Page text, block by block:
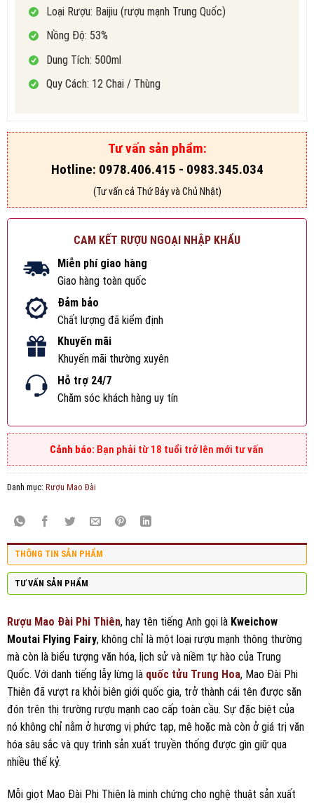
Loại Rượu: Baijiu (rượu mạnh Trung Quốc)
Nồng Độ: 53%
Dung Tích: 500ml
Quy Cách: 12 Chai / Thùng
Tư vấn sản phẩm:
Hotline: 0978.406.415 - 0983.345.034
(Tư vấn cả Thứ Bảy và Chủ Nhật)
CAM KẾT RƯỢU NGOẠI NHẬP KHẨU
Miễn phí giao hàng
Giao hàng toàn quốc
Đảm bảo
Chất lượng đã kiểm định
Khuyến mãi
Khuyến mãi thường xuyên
Hỗ trợ 24/7
Chăm sóc khách hàng uy tín
Bạn phải từ 18 tuổi trở lên mới tư vấn
Danh mục: Rượu Mao Đài
THÔNG TIN SẢN PHẨM
TƯ VẤN SẢN PHẨM
Rượu Mao Đài Phi Thiên, hay tên tiếng Anh gọi là Kweichow
Moutai Flying Fairy, không chỉ là một loại rượu mạnh thông thường
mà còn là biểu tượng văn hóa, lịch sử và niềm tự hào của Trung
Quốc. Với danh tiếng lẫy lừng là quốc tửu Trung Hoa, Mao Đài Phi
Thiên đã vượt ra khỏi biên giới quốc gia, trở thành cái tên được săn
đón trên thị trường rượu mạnh cao cấp toàn cầu. Sự đặc biệt của
nó không chỉ nằm ở hương vị phức tạp, mê hoặc mà còn ở giá trị văn
hóa sâu sắc và quy trình sản xuất truyền thống được gìn giữ qua
nhiều thế kỷ.
Mỗi giọt Mao Đài Phi Thiên là minh chứng cho nghệ thuật sản xuất